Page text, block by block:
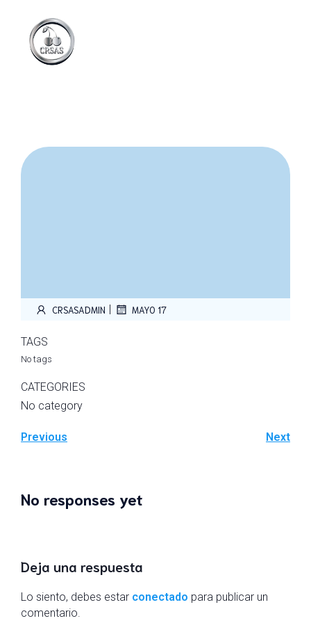
CRSASADMIN MAYO 17
TAGS
No tags
CATEGORIES
No category
Previous Next
No responses yet
Deja una respuesta
Lo siento, debes estar conectado para publicar un
comentario.